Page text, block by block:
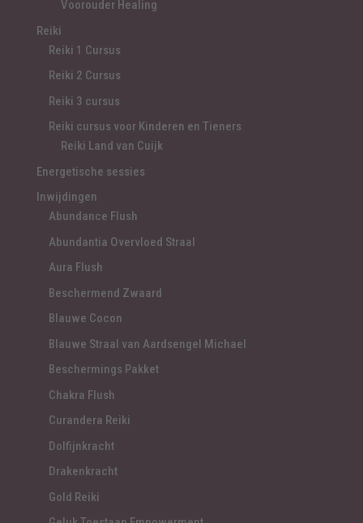
Voorouder Healing
Reiki
Reiki 1 Cursus
Reiki 2 Cursus
Reiki 3 cursus
Reiki cursus voor Kinderen en Tieners
Reiki Land van Cuijk
Energetische sessies
Inwijdingen
Abundance Flush
Abundantia Overvloed Straal
Aura Flush
Beschermend Zwaard
Blauwe Cocon
Blauwe Straal van Aardsengel Michael
Beschermings Pakket
Chakra Flush
Curandera Reiki
Dolfijnkracht
Drakenkracht
Gold Reiki